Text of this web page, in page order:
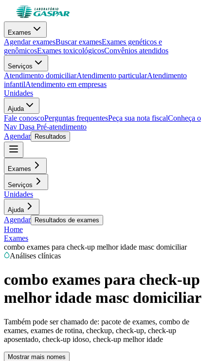
Exames
Agendar examesBuscar examesExames genéticos e
genômicosExames toxicológicosConvênios atendidos
Serviços
Atendimento domiciliarAtendimento particularAtendimento
infantilAtendimento em empresas
Unidades
Ajuda
Fale conoscoPerguntas frequentesPeça sua nota fiscalConheça o
Nav Dasa Pré-atendimento
Agendar
Resultados
Exames
Serviços
Unidades
Ajuda
Agendar Resultados de exames
Home
Exames
combo exames para check-up melhor idade masc domiciliar
Análises clínicas
combo exames para check-up
melhor idade masc domiciliar
Também pode ser chamado de: pacote de exames, combo de
exames, exames de rotina, checkup, check-up, check-up
aposentado, check-up idoso, check-up melhor idade
Mostrar mais nomes